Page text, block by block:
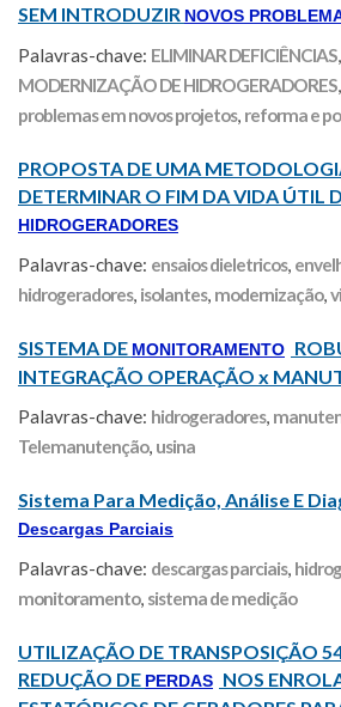
SEM INTRODUZIR NOVOS
Palavras-chave: ELIMINAR DEFICIÊNCIAS,
MODERNIZAÇÃO DE HIDROGERADORES,
problemas em novos projetos, reforma e
PROPOSTA DE UMA
DETERMINAR O FIM DA VIDA ÚTIL
HIDROGERADORES
Palavras-chave: ensaios dieletricos,
hidrogeradores, isolantes, modernização,
SISTEMA DE MONITORAMENTO
INTEGRAÇÃO OPERAÇÃO x
Palavras-chave: hidrogeradores,
Telemanutenção, usina
Sistema Para Medição, Análise E
Descargas Parciais
Palavras-chave: descargas parciais,
monitoramento, sistema de medição
UTILIZAÇÃO DE TRANSPOSIÇÃO
REDUÇÃO DE PERDAS NOS